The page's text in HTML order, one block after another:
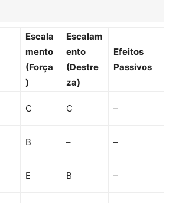
Escala
mento
(Força
)
Escalam
ento
(Destre
za)
Efeitos
Passivos
C C –
B – –
E B –